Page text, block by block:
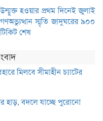
উন্মুক্ত হওয়ার প্রথম দিনেই জুলাই
গণঅভ্যুত্থান স্মৃতি জাদুঘরের ৯০০
টিকিট শেষ
মিলবে সীমাহীন চ্যাটের
হাড়, বদলে যাচ্ছে পুরোনো